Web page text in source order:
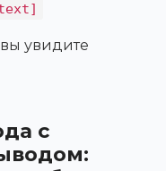
вы увидите
с